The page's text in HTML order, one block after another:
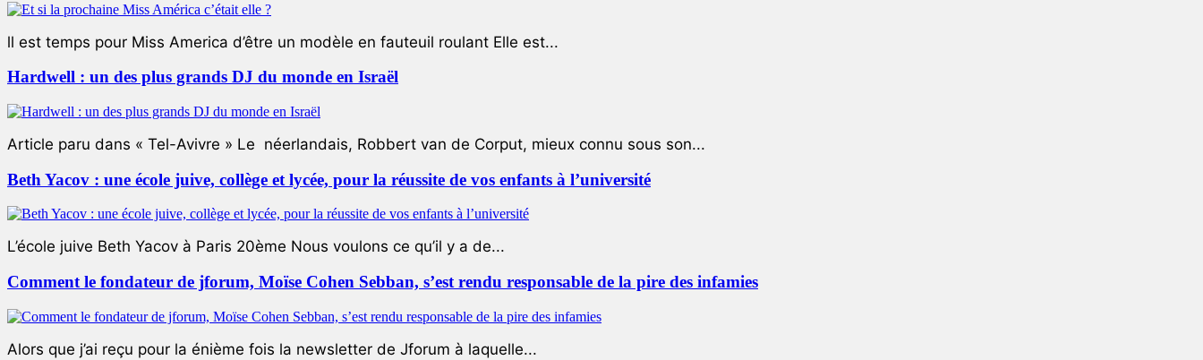
ll est temps pour Miss America d’être un modèle en fauteuil roulant Elle est...
Hardwell : un des plus grands DJ du monde en Israël
Article paru dans « Tel-Avivre » Le néerlandais, Robbert van de Corput, mieux connu sous son...
Beth Yacov : une école juive, collège et lycée, pour la réussite de vos enfants à l’université
L’école juive Beth Yacov à Paris 20ème Nous voulons ce qu’il y a de...
Comment le fondateur de jforum, Moïse Cohen Sebban, s’est rendu responsable de la pire des infamies
Alors que j’ai reçu pour la énième fois la newsletter de Jforum à laquelle...